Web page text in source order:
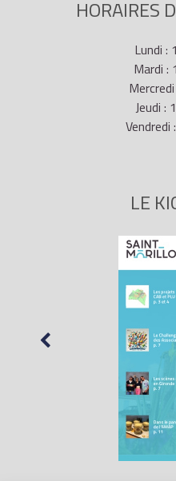
HORAIRES
Lundi :
Mardi :
Jeudi :
LE